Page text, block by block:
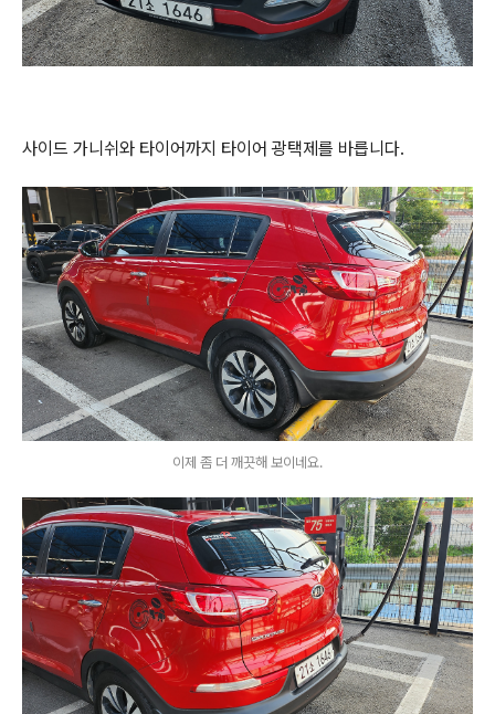
사이드 가니쉬와 타이어까지 타이어 광택제를 바릅니다.
이제 좀 더 깨끗해 보이네요.